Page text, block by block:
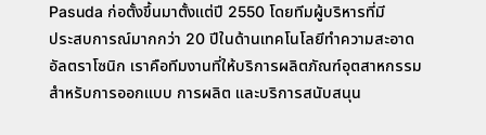
Pasuda ก่อตั้งขึ้นมาตั้งแต่ปี 2550 โดยทีมผู้บริหารที่มี
ประสบการณ์มากกว่า 20 ปีในด้านเทคโนโลยีทำความสะอาด
อัลตราโซนิก เราคือทีมงานที่ให้บริการผลิตภัณฑ์อุตสาหกรรม
สำหรับการออกแบบ การผลิต และบริการสนับสนุน